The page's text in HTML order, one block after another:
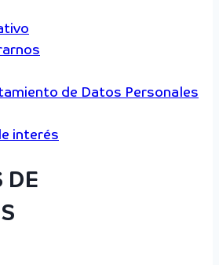
de Datos Personales
interés
DE